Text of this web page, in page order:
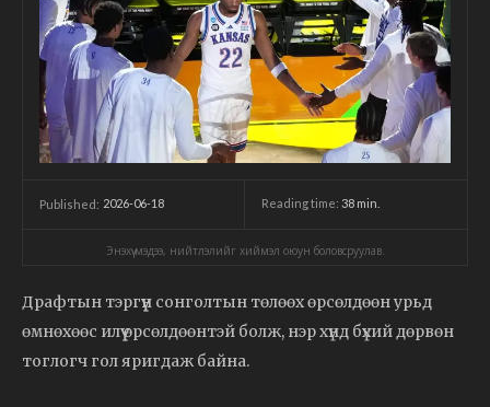
Published: 2026-06-18 Reading time: 38 min.
Энэхүү мэдээ, нийтлэлийг хиймэл оюун боловсруулав.
Драфтын тэргүүн сонголтын төлөөх өрсөлдөөн урьд
өмнөхөөс илүү өрсөлдөөнтэй болж, нэр хүнд бүхий дөрвөн
тоглогч гол яригдаж байна.